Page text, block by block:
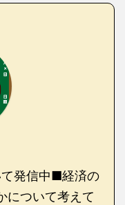
発信中■経済の
について考えて